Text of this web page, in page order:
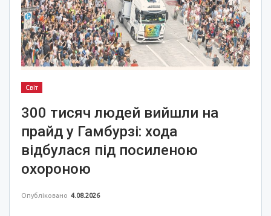
Світ
300 тисяч людей вийшли на
прайд у Гамбурзі: хода
відбулася під посиленою
охороною
Опубліковано 4.08.2026